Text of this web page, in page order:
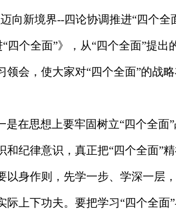
向新境界--四论协调推进“四个
四个全面”》，从“四个全面”提出
会，使大家对“四个全面”的战
是在思想上要牢固树立“四个全面
纪律意识，真正把“四个全面”
身作则，先学一步、学深一层
际上下功夫。要把学习“四个全面